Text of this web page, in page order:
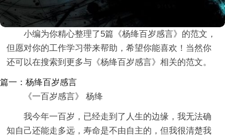
小编为你精心整理了5篇《杨绛百岁感言》的范文，
但愿对你的工作学习带来帮助，希望你能喜欢！当然你
还可以在搜索到更多与《杨绛百岁感言》相关的范文。
篇一：杨绛百岁感言
《一百岁感言》 杨绛
我今年一百岁，已经走到了人生的边缘，我无法确
知自己还能走多远，寿命是不由自主的，但我很清楚我